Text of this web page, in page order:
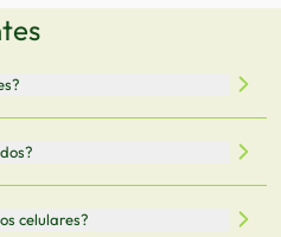
bateria e conectividade
celulares?